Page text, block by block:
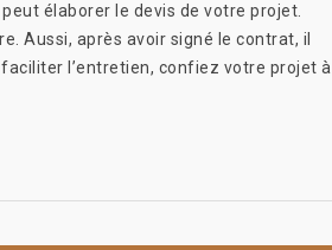
élaborer le devis de votre projet.
Aussi, après avoir signé le contrat, il
l’entretien, confiez votre projet à .